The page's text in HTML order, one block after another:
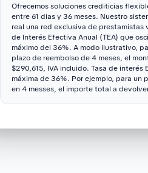
Ofrecemos soluciones crediticias
entre 61 dias y 36 meses. Nuestro
real una red exclusiva de prestamistas
de Interés Efectiva Anual (TEA) que
máximo del 36%. A modo ilustrativo,
plazo de reembolso de 4 meses, el
$290,615, IVA incluido. Tasa de
máxima de 36%. Por ejemplo, para
en 4 messes, el importe total a